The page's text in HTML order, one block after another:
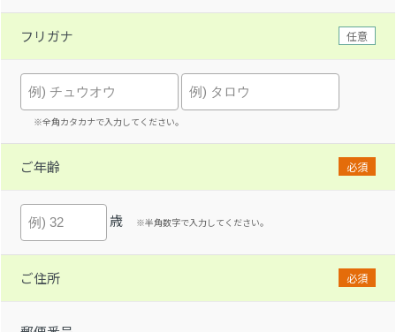
フリガナ 任意
※全角カタカナで入力してください。
ご年齢 必須
歳 ※半角数字で入力してください。
ご住所 必須